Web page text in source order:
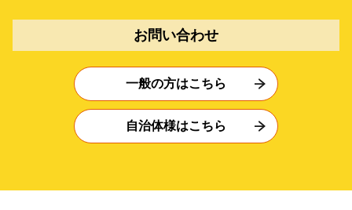
お問い合わせ
一般の方はこちら
自治体様はこちら